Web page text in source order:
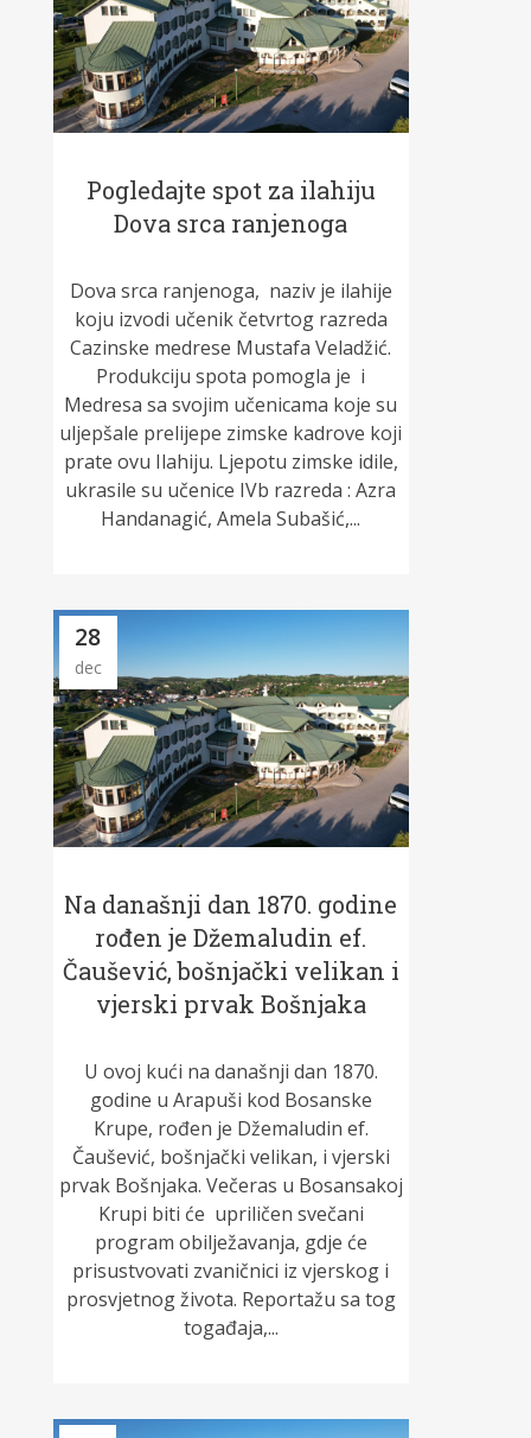
Pogledajte spot za ilahiju
Dova srca ranjenoga
Dova srca ranjenoga, naziv je ilahije
koju izvodi učenik četvrtog razreda
Cazinske medrese Mustafa Veladžić.
Produkciju spota pomogla je i
Medresa sa svojim učenicama koje su
uljepšale prelijepe zimske kadrove koji
prate ovu Ilahiju. Ljepotu zimske idile,
ukrasile su učenice IVb razreda : Azra
Handanagić, Amela Subašić,...
28
dec
Na današnji dan 1870. godine
rođen je Džemaludin ef.
Čaušević, bošnjački velikan i
vjerski prvak Bošnjaka
U ovoj kući na današnji dan 1870.
godine u Arapuši kod Bosanske
Krupe, rođen je Džemaludin ef.
Čaušević, bošnjački velikan, i vjerski
prvak Bošnjaka. Večeras u Bosansakoj
Krupi biti će upriličen svečani
program obilježavanja, gdje će
prisustvovati zvaničnici iz vjerskog i
prosvjetnog života. Reportažu sa tog
togađaja,...